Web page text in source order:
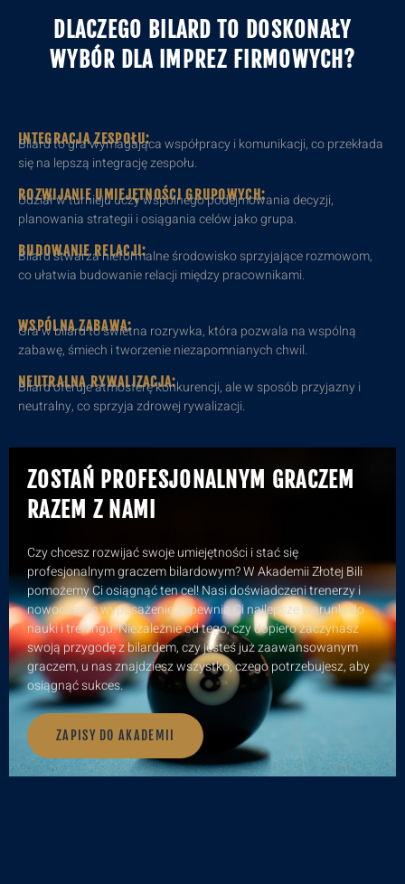
DLACZEGO BILARD TO DOSKONAŁY
WYBÓR DLA IMPREZ FIRMOWYCH?
INTEGRACJA ZESPOŁU:
Bilard to gra wymagająca współpracy i komunikacji, co przekłada
się na lepszą integrację zespołu.
ROZWIJANIE UMIEJĘTNOŚCI GRUPOWYCH:
Udział w turnieju uczy wspólnego podejmowania decyzji,
planowania strategii i osiągania celów jako grupa.
BUDOWANIE RELACJI:
Bilard stwarza nieformalne środowisko sprzyjające rozmowom,
co ułatwia budowanie relacji między pracownikami.
WSPÓLNA ZABAWA:
Gra w bilard to świetna rozrywka, która pozwala na wspólną
zabawę, śmiech i tworzenie niezapomnianych chwil.
NEUTRALNA RYWALIZACJA:
Bilard oferuje atmosferę konkurencji, ale w sposób przyjazny i
neutralny, co sprzyja zdrowej rywalizacji.
ZOSTAŃ PROFESJONALNYM GRACZEM
RAZEM Z NAMI
Czy chcesz rozwijać swoje umiejętności i stać się
profesjonalnym graczem bilardowym? W Akademii Złotej Bili
pomożemy Ci osiągnąć ten cel! Nasi doświadczeni trenerzy i
nowoczesne wyposażenie zapewnią Ci najlepsze warunki do
nauki i treningu. Niezależnie od tego, czy dopiero zaczynasz
swoją przygodę z bilardem, czy jesteś już zaawansowanym
graczem, u nas znajdziesz wszystko, czego potrzebujesz, aby
osiągnąć sukces.
ZAPISY DO AKADEMII